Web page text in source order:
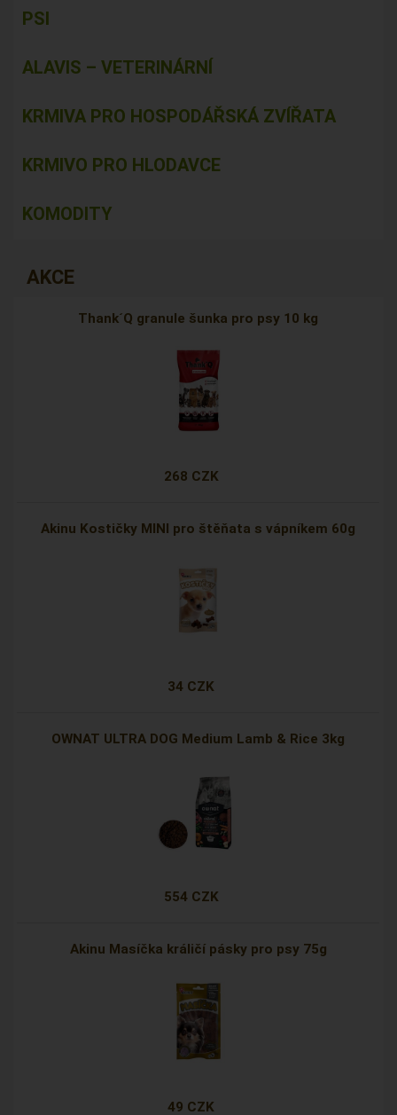
PSI
ALAVIS – VETERINÁRNÍ
KRMIVA PRO HOSPODÁŘSKÁ ZVÍŘATA
KRMIVO PRO HLODAVCE
KOMODITY
AKCE
Thank´Q granule šunka pro psy 10 kg
268 CZK
Akinu Kostičky MINI pro štěňata s vápníkem 60g
34 CZK
OWNAT ULTRA DOG Medium Lamb & Rice 3kg
554 CZK
Akinu Masíčka králičí pásky pro psy 75g
49 CZK